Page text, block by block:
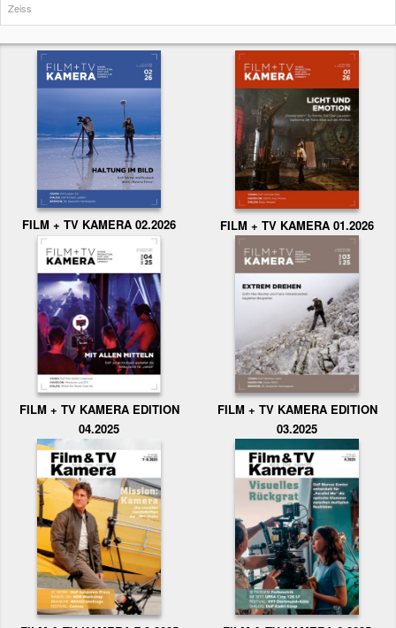
Zeiss
FILM + TV KAMERA 02.2026 FILM + TV KAMERA 01.2026
FILM + TV KAMERA EDITION
04.2025
FILM + TV KAMERA EDITION
03.2025